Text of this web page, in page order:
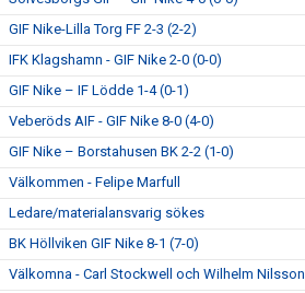
GIF Nike-Lilla Torg FF 2-3 (2-2)
IFK Klagshamn - GIF Nike 2-0 (0-0)
GIF Nike – IF Lödde 1-4 (0-1)
Veberöds AIF - GIF Nike 8-0 (4-0)
GIF Nike – Borstahusen BK 2-2 (1-0)
Välkommen - Felipe Marfull
Ledare/materialansvarig sökes
BK Höllviken GIF Nike 8-1 (7-0)
Välkomna - Carl Stockwell och Wilhelm Nilsson